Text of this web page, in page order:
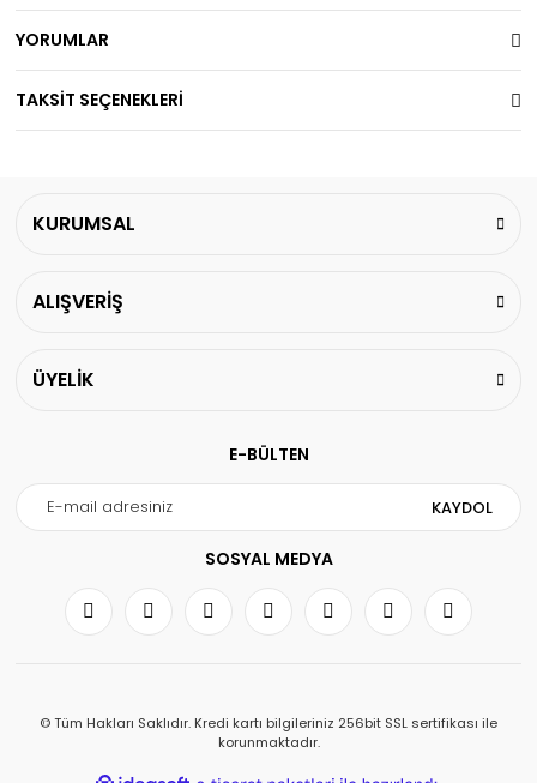
YORUMLAR
TAKSİT SEÇENEKLERİ
KURUMSAL
ALIŞVERİŞ
ÜYELİK
E-BÜLTEN
KAYDOL
SOSYAL MEDYA
© Tüm Hakları Saklıdır. Kredi kartı bilgileriniz 256bit SSL sertifikası ile
korunmaktadır.